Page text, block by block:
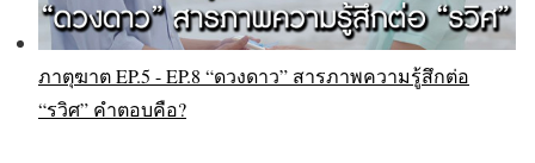
ภาตุฆาต EP.5 - EP.8 “ดวงดาว” สารภาพความรู้สึกต่อ
“รวิศ” คำตอบคือ?